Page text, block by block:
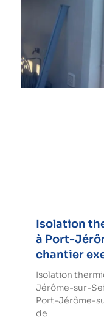
Isolation
à Port-
chantier
Isolation
Jérôme-sur-
Port-Jérôme-
de